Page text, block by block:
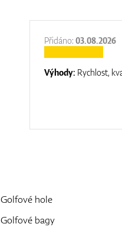
Přidáno:03.08.2026
Výhody: Rychlost,
Golfové hole
Golfové bagy